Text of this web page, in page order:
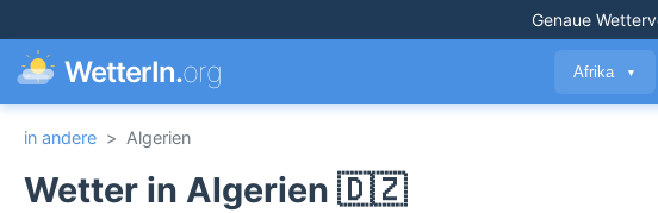
Genaue
WetterIn.org Afrika ▼
in andere > Algerien
Wetter in Algerien 🇩🇿